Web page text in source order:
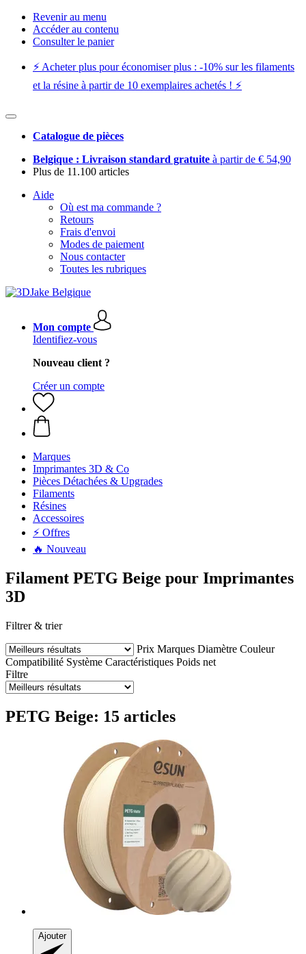
Revenir au menu
Accéder au contenu
Consulter le panier
⚡️ Acheter plus pour économiser plus : -10% sur les filaments
et la résine à partir de 10 exemplaires achetés ! ⚡️
Catalogue de pièces
Belgique : Livraison standard gratuite à partir de € 54,90
Plus de 11.100 articles
Aide
Où est ma commande ?
Retours
Frais d'envoi
Modes de paiement
Nous contacter
Toutes les rubriques
Mon compte
Identifiez-vous
Nouveau client ?
Créer un compte
Marques
Imprimantes 3D & Co
Pièces Détachées & Upgrades
Filaments
Résines
Accessoires
⚡ Offres
🔥 Nouveau
Filament PETG Beige pour Imprimantes
3D
Filtrer & trier
Prix Marques Diamètre Couleur
Compatibilité Système Caractéristiques Poids net
Filtre
PETG Beige: 15 articles
Ajouter